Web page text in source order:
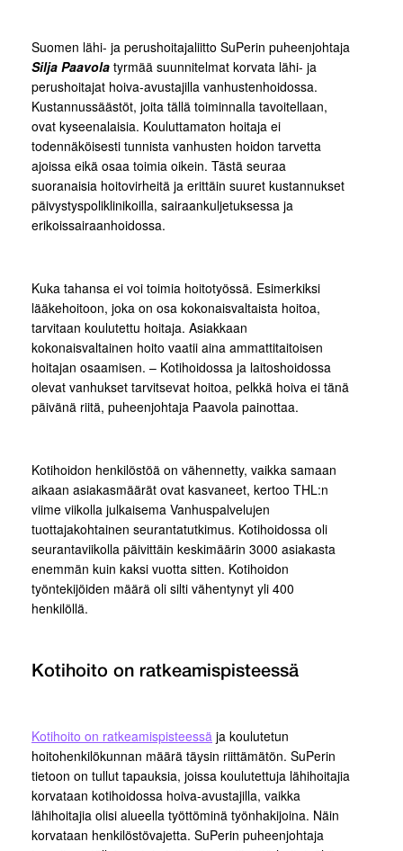
Suomen lähi- ja perushoitajaliitto SuPerin puheenjohtaja
Silja Paavola tyrmää suunnitelmat korvata lähi- ja
perushoitajat hoiva-avustajilla vanhustenhoidossa.
Kustannussäästöt, joita tällä toiminnalla tavoitellaan,
ovat kyseenalaisia. Kouluttamaton hoitaja ei
todennäköisesti tunnista vanhusten hoidon tarvetta
ajoissa eikä osaa toimia oikein. Tästä seuraa
suoranaisia hoitovirheitä ja erittäin suuret kustannukset
päivystyspoliklinikoilla, sairaankuljetuksessa ja
erikoissairaanhoidossa.
Kuka tahansa ei voi toimia hoitotyössä. Esimerkiksi
lääkehoitoon, joka on osa kokonaisvaltaista hoitoa,
tarvitaan koulutettu hoitaja. Asiakkaan
kokonaisvaltainen hoito vaatii aina ammattitaitoisen
hoitajan osaamisen. – Kotihoidossa ja laitoshoidossa
olevat vanhukset tarvitsevat hoitoa, pelkkä hoiva ei tänä
päivänä riitä, puheenjohtaja Paavola painottaa.
Kotihoidon henkilöstöä on vähennetty, vaikka samaan
aikaan asiakasmäärät ovat kasvaneet, kertoo THL:n
viime viikolla julkaisema Vanhuspalvelujen
tuottajakohtainen seurantatutkimus. Kotihoidossa oli
seurantaviikolla päivittäin keskimäärin 3000 asiakasta
enemmän kuin kaksi vuotta sitten. Kotihoidon
työntekijöiden määrä oli silti vähentynyt yli 400
henkilöllä.
Kotihoito on ratkeamispisteessä
Kotihoito on ratkeamispisteessä ja koulutetun
hoitohenkilökunnan määrä täysin riittämätön. SuPerin
tietoon on tullut tapauksia, joissa koulutettuja lähihoitajia
korvataan kotihoidossa hoiva-avustajilla, vaikka
lähihoitajia olisi alueella työttöminä työnhakijoina. Näin
korvataan henkilöstövajetta. SuPerin puheenjohtaja